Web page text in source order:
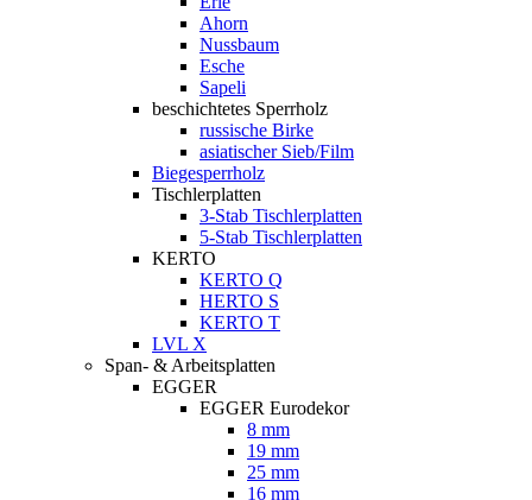
Ahorn
Nussbaum
Esche
Sapeli
beschichtetes Sperrholz
russische Birke
asiatischer Sieb/Film
Biegesperrholz
Tischlerplatten
3-Stab Tischlerplatten
5-Stab Tischlerplatten
KERTO
KERTO Q
HERTO S
KERTO T
LVL X
Span- & Arbeitsplatten
EGGER
EGGER Eurodekor
8 mm
19 mm
25 mm
16 mm